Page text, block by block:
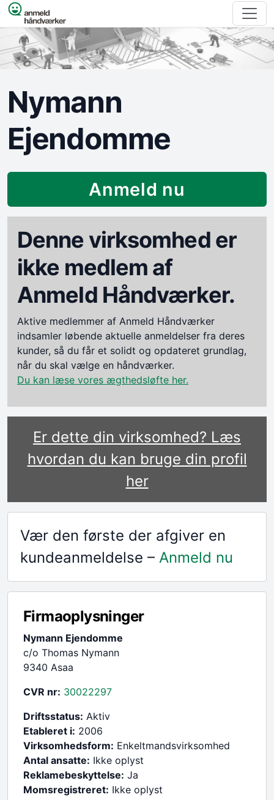
Spring til indhold
Nymann
Ejendomme
Anmeld nu
Denne virksomhed er
ikke medlem af
Anmeld Håndværker.
Aktive medlemmer af Anmeld Håndværker
indsamler løbende aktuelle anmeldelser fra deres
kunder, så du får et solidt og opdateret grundlag,
når du skal vælge en håndværker.
Du kan læse vores ægthedsløfte her.
Er dette din virksomhed? Læs
hvordan du kan bruge din profil
her
Vær den første der afgiver en
kundeanmeldelse – Anmeld nu
Firmaoplysninger
Nymann Ejendomme
c/o Thomas Nymann
9340 Asaa
CVR nr: 30022297
Driftsstatus: Aktiv
Etableret i: 2006
Virksomhedsform: Enkeltmandsvirksomhed
Antal ansatte: Ikke oplyst
Reklamebeskyttelse: Ja
Momsregistreret: Ikke oplyst